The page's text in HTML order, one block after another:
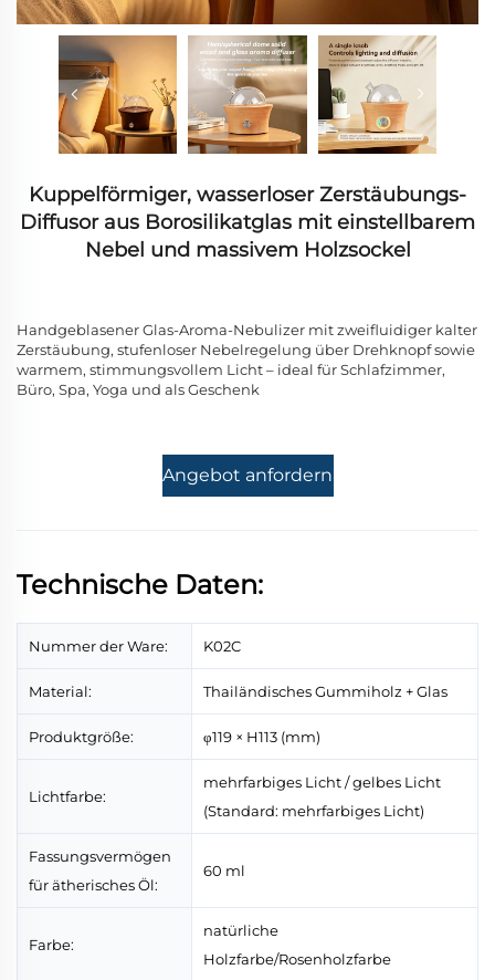
Kuppelförmiger, wasserloser Zerstäubungs-
Diffusor aus Borosilikatglas mit einstellbarem
Nebel und massivem Holzsockel
Handgeblasener Glas-Aroma-Nebulizer mit zweifluidiger kalter
Zerstäubung, stufenloser Nebelregelung über Drehknopf sowie
warmem, stimmungsvollem Licht – ideal für Schlafzimmer,
Büro, Spa, Yoga und als Geschenk
Angebot anfordern
Technische Daten:
Nummer der Ware: K02C
Material: Thailändisches Gummiholz + Glas
Produktgröße: φ119 × H113 (mm)
Lichtfarbe:
mehrfarbiges Licht / gelbes Licht
(Standard: mehrfarbiges Licht)
Fassungsvermögen
für ätherisches Öl:
60 ml
Farbe:
natürliche
Holzfarbe/Rosenholzfarbe